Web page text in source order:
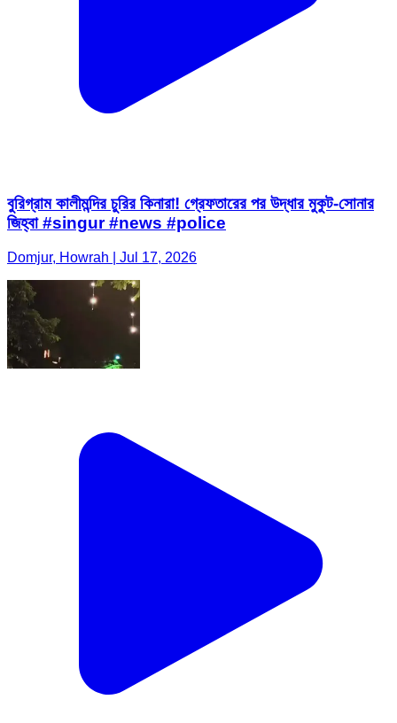
বুরিগ্রাম কালীমন্দির চুরির কিনারা! গ্রেফতারের পর উদ্ধার মুকুট-সোনার
জিহ্বা #singur #news #police
Domjur, Howrah | Jul 17, 2026